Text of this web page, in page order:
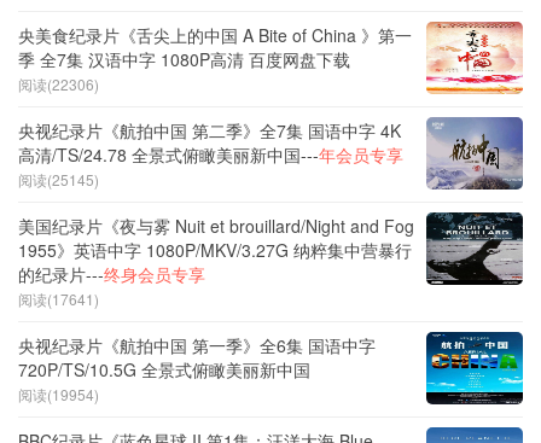
央美食纪录片《舌尖上的中国 A Bite of China 》第一
季 全7集 汉语中字 1080P高清 百度网盘下载
阅读(22306)
央视纪录片《航拍中国 第二季》全7集 国语中字 4K
高清/TS/24.78 全景式俯瞰美丽新中国---年会员专享
阅读(25145)
美国纪录片《夜与雾 Nuit et brouillard/Night and Fog
1955》英语中字 1080P/MKV/3.27G 纳粹集中营暴行
的纪录片---终身会员专享
阅读(17641)
央视纪录片《航拍中国 第一季》全6集 国语中字
720P/TS/10.5G 全景式俯瞰美丽新中国
阅读(19954)